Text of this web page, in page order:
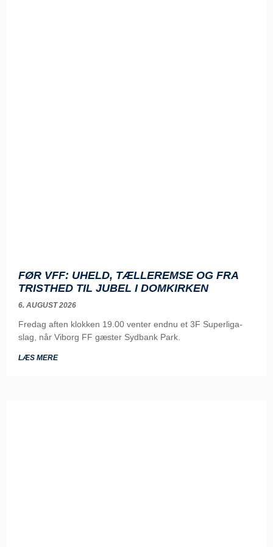
FØR VFF: UHELD, TÆLLEREMSE OG FRA
TRISTHED TIL JUBEL I DOMKIRKEN
6. AUGUST 2026
Fredag aften klokken 19.00 venter endnu et 3F Superliga-
slag, når Viborg FF gæster Sydbank Park.
LÆS MERE